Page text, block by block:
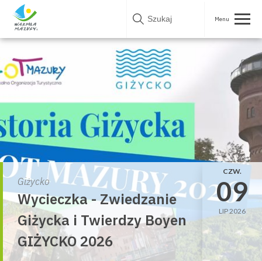
Skip
Giżycko
Wycieczka - Zwiedzanie
Giżycka i Twierdzy Boyen
GIŻYCKO 2026
CZW.
09
LIP 2026